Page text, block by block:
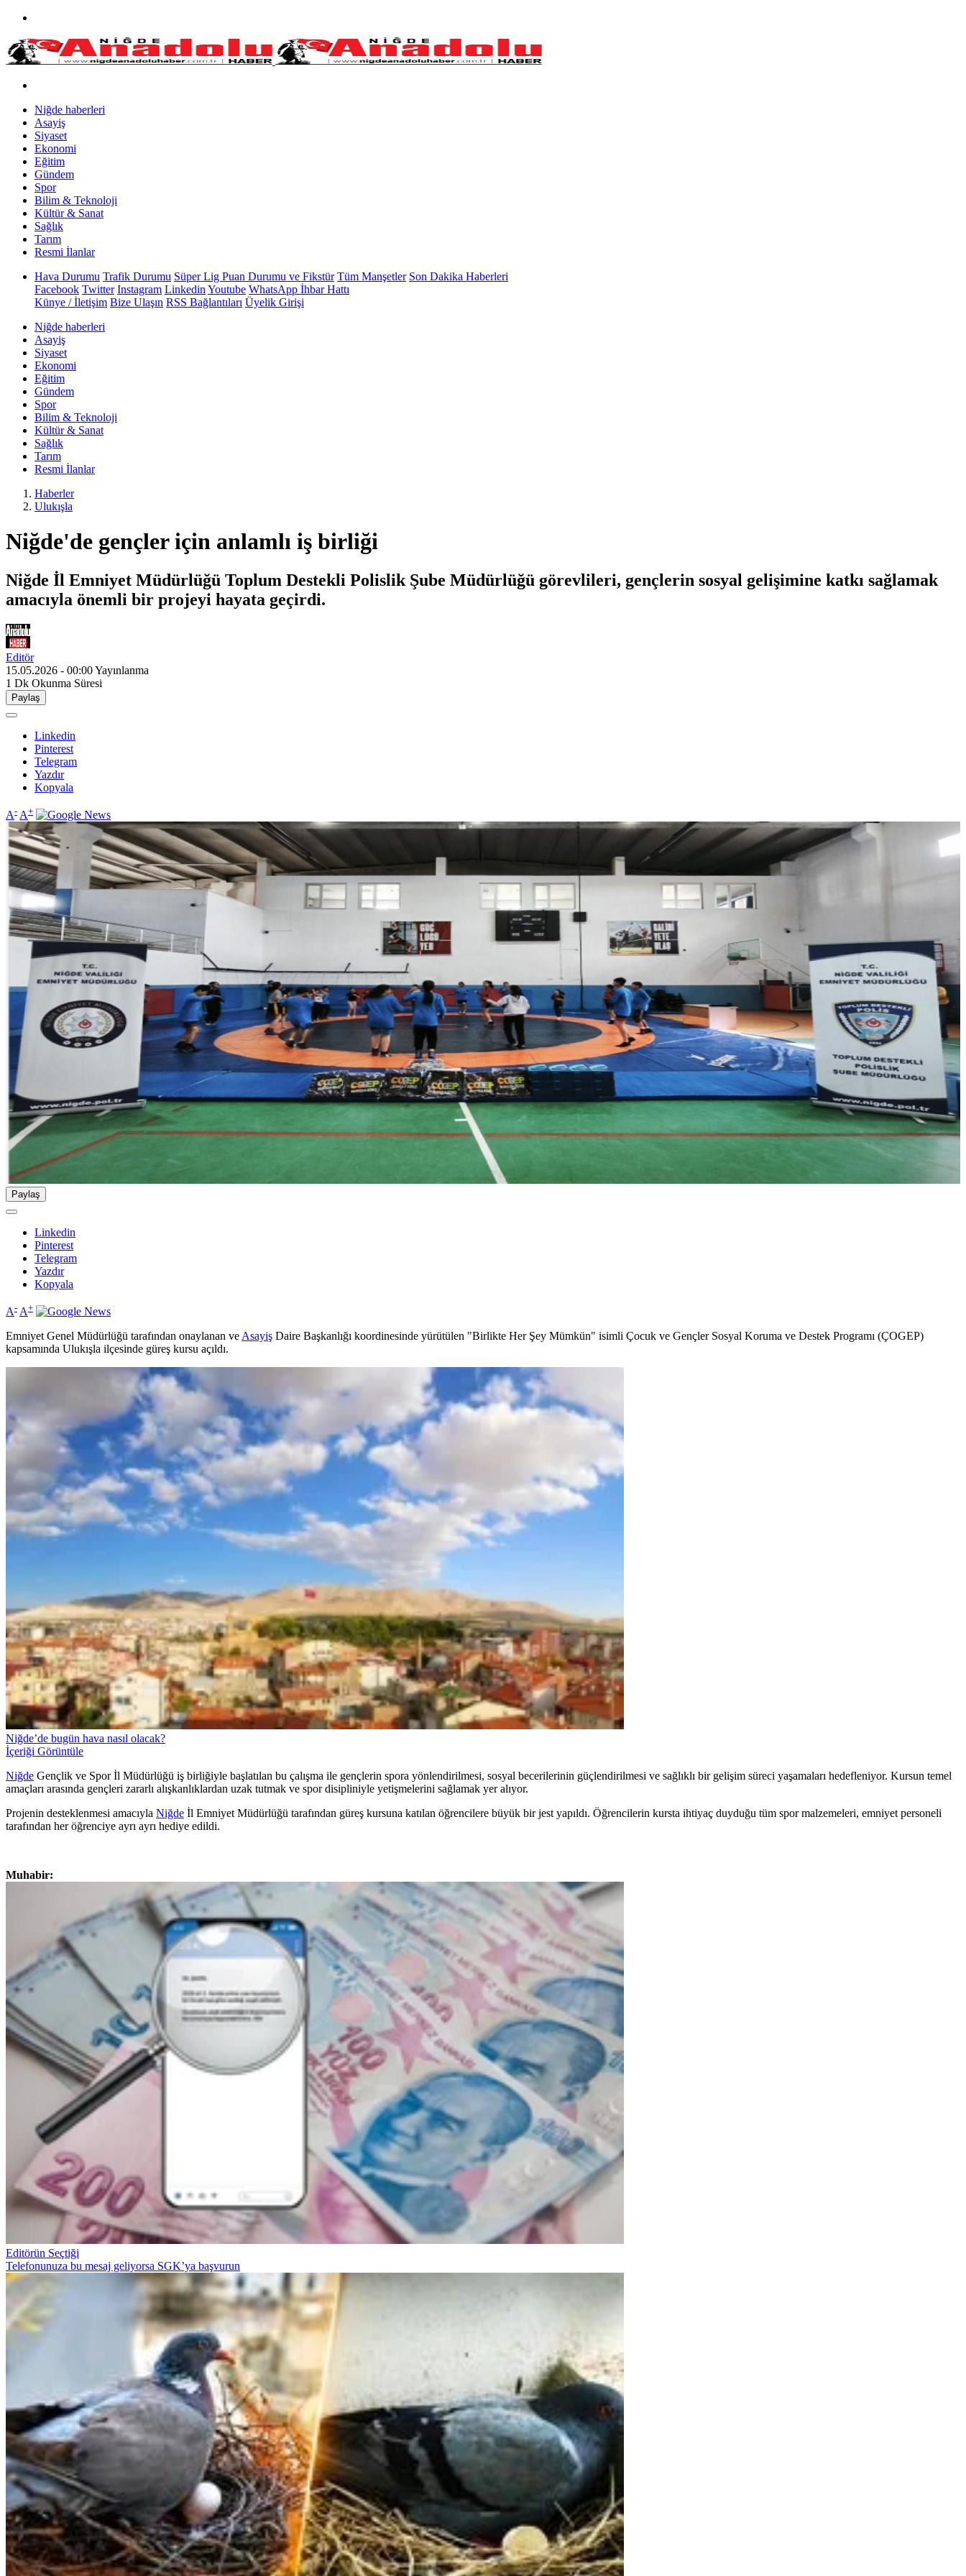
Niğde haberleri
Asayiş
Siyaset
Ekonomi
Eğitim
Gündem
Spor
Bilim & Teknoloji
Kültür & Sanat
Sağlık
Tarım
Resmi İlanlar
Hava Durumu Trafik Durumu Süper Lig Puan Durumu ve Fikstür Tüm Manşetler Son Dakika Haberleri
Facebook Twitter Instagram Linkedin Youtube WhatsApp İhbar Hattı
Künye / İletişim Bize Ulaşın RSS Bağlantıları Üyelik Girişi
Niğde haberleri
Asayiş
Siyaset
Ekonomi
Eğitim
Gündem
Spor
Bilim & Teknoloji
Kültür & Sanat
Sağlık
Tarım
Resmi İlanlar
Haberler
Ulukışla
Niğde'de gençler için anlamlı iş birliği
Niğde İl Emniyet Müdürlüğü Toplum Destekli Polislik Şube Müdürlüğü görevlileri, gençlerin sosyal gelişimine katkı sağlamak
amacıyla önemli bir projeyi hayata geçirdi.
Editör
15.05.2026 - 00:00Yayınlanma
1 Dk Okunma Süresi
Paylaş
Linkedin
Pinterest
Telegram
Yazdır
Kopyala
A- A+
Paylaş
Linkedin
Pinterest
Telegram
Yazdır
Kopyala
A- A+
Emniyet Genel Müdürlüğü tarafından onaylanan veAsayiş Daire Başkanlığı koordinesinde yürütülen "Birlikte Her Şey Mümkün" isimli Çocuk ve Gençler Sosyal Koruma ve Destek Programı (ÇOGEP)
kapsamında Ulukışla ilçesinde güreş kursu açıldı.
Niğde’de bugün hava nasıl olacak?
İçeriği Görüntüle
Niğde Gençlik ve Spor İl Müdürlüğü iş birliğiyle başlatılan bu çalışma ile gençlerin spora yönlendirilmesi, sosyal becerilerinin güçlendirilmesi ve sağlıklı bir gelişim süreci yaşamaları hedefleniyor. Kursun temel
amaçları arasında gençleri zararlı alışkanlıklardan uzak tutmak ve spor disipliniyle yetişmelerini sağlamak yer alıyor.
Projenin desteklenmesi amacıyla Niğde İl Emniyet Müdürlüğü tarafından güreş kursuna katılan öğrencilere büyük bir jest yapıldı. Öğrencilerin kursta ihtiyaç duyduğu tüm spor malzemeleri, emniyet personeli
tarafından her öğrenciye ayrı ayrı hediye edildi.
Muhabir:
Editörün Seçtiği
Telefonunuza bu mesaj geliyorsa SGK’ya başvurun